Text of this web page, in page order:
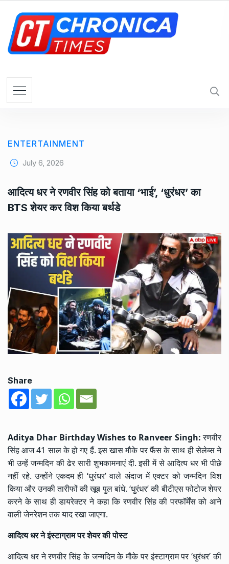
ENTERTAINMENT
July 6, 2026
आदित्य धर ने रणवीर सिंह को बताया ‘भाई’, ‘धुरंधर’ का
BTS शेयर कर विश किया बर्थडे
Share
Aditya Dhar Birthday Wishes to Ranveer Singh:रणवीर
सिंह आज 41 साल के हो गए हैं. इस खास मौके पर फैंस के साथ ही सेलेब्स ने
भी उन्हें जन्मदिन की ढेर सारी शुभकामनाएं दी. इसी में से आदित्य धर भी पीछे
नहीं रहे. उन्होंने एकदम ही ‘धुरंधर’ वाले अंदाज में एक्टर को जन्मदिन विश
किया और उनकी तारीफों की खूब पुल बांधे. ‘धुरंधर’ की बीटीएस फोटोज शेयर
करने के साथ ही डायरेक्टर ने कहा कि रणवीर सिंह की परफॉर्मेंस को आने
वाली जेनरेशन तक याद रखा जाएगा.
आदित्य धर ने इंस्टाग्राम पर शेयर की पोस्ट
आदित्य धर ने रणवीर सिंह के जन्मदिन के मौके पर इंस्टाग्राम पर ‘धुरंधर’ की